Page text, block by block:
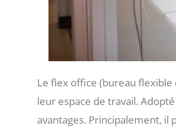
Le flex office (bureau
leur espace de travail.
avantages. Principalement,